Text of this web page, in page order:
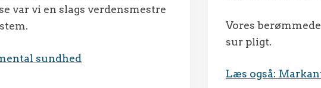
var vi en slags verdensmestre
sundhed
Vores
sur pligt.
Læs også: